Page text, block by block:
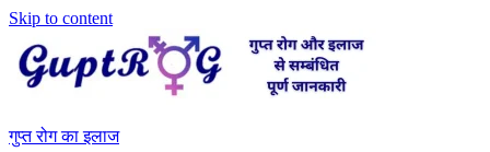
Skip to content
गुप्त रोग का इलाज